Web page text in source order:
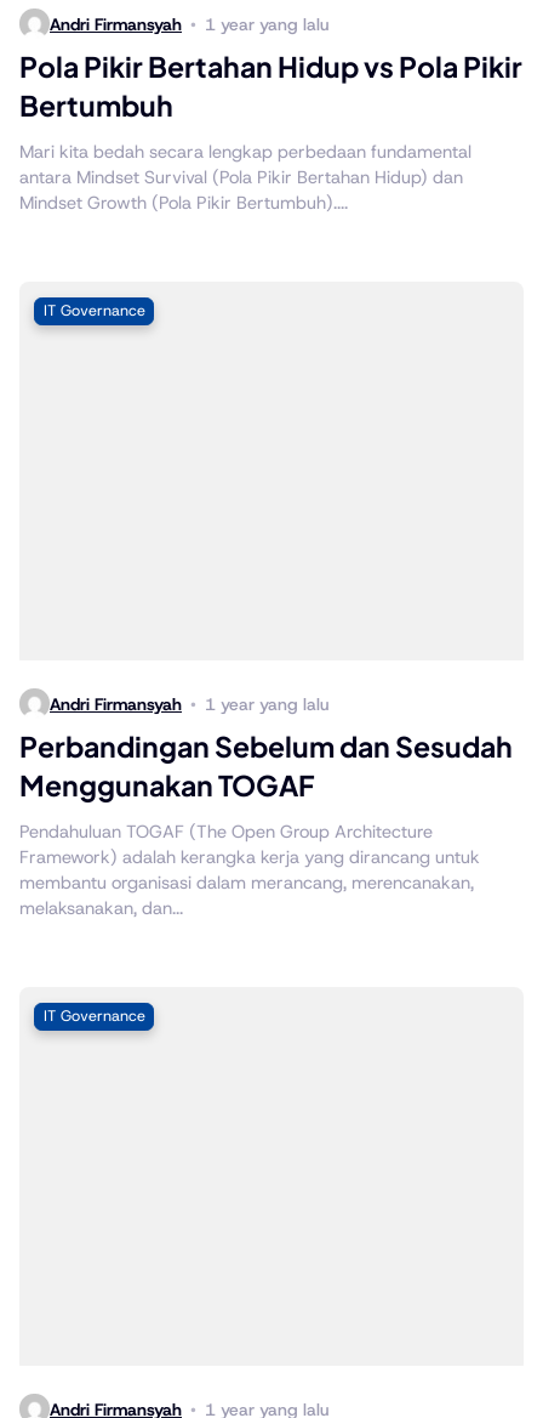
Andri Firmansyah 1 year yang lalu
Pola Pikir Bertahan Hidup vs Pola Pikir
Bertumbuh
Mari kita bedah secara lengkap perbedaan fundamental
antara Mindset Survival (Pola Pikir Bertahan Hidup) dan
Mindset Growth (Pola Pikir Bertumbuh)....
IT Governance
Andri Firmansyah 1 year yang lalu
Perbandingan Sebelum dan Sesudah
Menggunakan TOGAF
Pendahuluan TOGAF (The Open Group Architecture
Framework) adalah kerangka kerja yang dirancang untuk
membantu organisasi dalam merancang, merencanakan,
melaksanakan, dan...
IT Governance
Andri Firmansyah 1 year yang lalu